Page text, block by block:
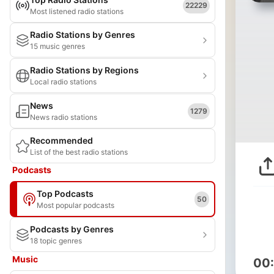
Most listened radio stations
22229
Radio Stations by Genres
15 music genres
Radio Stations by Regions
Local radio stations
News
News radio stations
1279
Recommended
List of the best radio stations
Podcasts
Top Podcasts
Most popular podcasts
50
Podcasts by Genres
18 topic genres
Music